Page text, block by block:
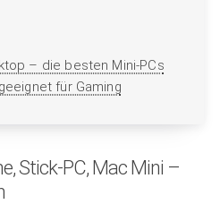
– die besten Mini-PCs
für Gaming
Stick-PC, Mac Mini –